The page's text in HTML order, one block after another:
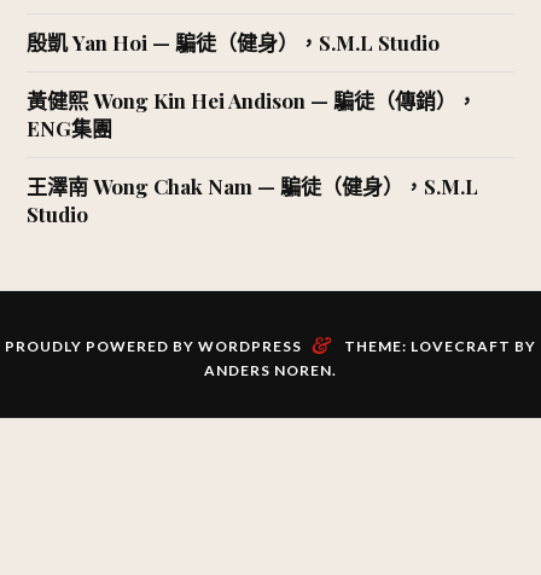
殷凱 Yan Hoi — 騙徒（健身），S.M.L Studio
黃健熙 Wong Kin Hei Andison — 騙徒（傳銷），
ENG集團
王澤南 Wong Chak Nam — 騙徒（健身），S.M.L
Studio
PROUDLY POWERED BY WORDPRESS &
THEME: LOVECRAFT BY
ANDERS NOREN.